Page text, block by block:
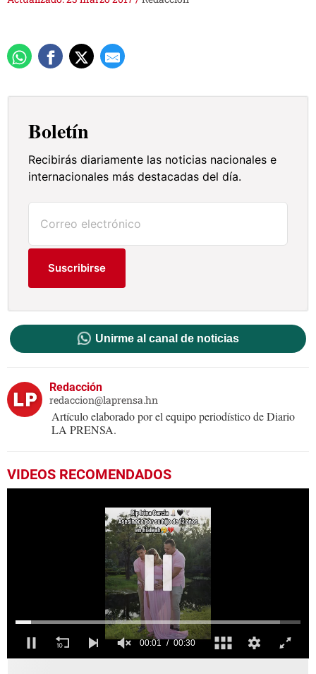
Boletín
Recibirás diariamente las noticias nacionales e
internacionales más destacadas del día.
Suscribirse
Unirme al canal de noticias
Redacción
redaccion@laprensa.hn
Artículo elaborado por el equipo periodístico de Diario
LA PRENSA.
VIDEOS RECOMENDADOS